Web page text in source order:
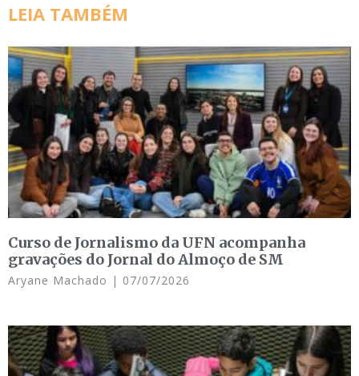
LEIA TAMBÉM
Curso de Jornalismo da UFN acompanha
gravações do Jornal do Almoço de SM
Aryane Machado 07/07/2026